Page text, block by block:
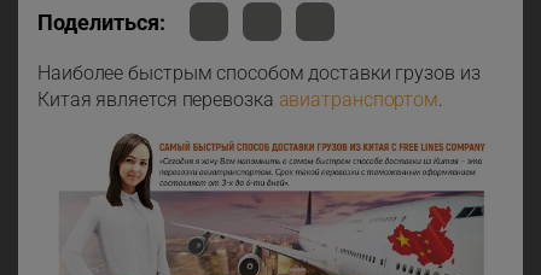
Поделиться:
Наиболее быстрым способом доставки грузов из
Китая является перевозка авиатранспортом.